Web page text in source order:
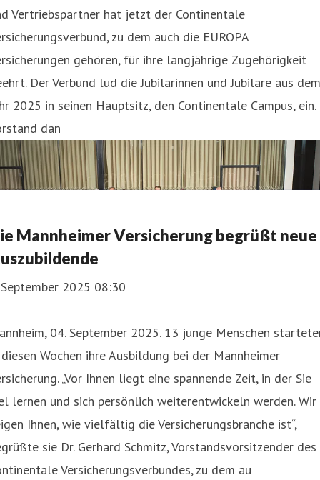
Vertriebspartner hat jetzt der Continentale
zu dem auch die EUROPA
gehören, für ihre langjährige Zugehörigkeit
Der Verbund lud die Jubilarinnen und Jubilare aus dem
2025 in seinen Hauptsitz, den Continentale Campus, ein.
dan
Mannheimer Versicherung begrüßt neue
2025 08:30
04. September 2025. 13 junge Menschen
Wochen ihre Ausbildung bei der Mannheimer
„Vor Ihnen liegt eine spannende Zeit, in der Sie
lernen und sich persönlich weiterentwickeln werden. Wir
Ihnen, wie vielfältig die Versicherungsbranche ist“,
sie Dr. Gerhard Schmitz, Vorstandsvorsitzender des
Versicherungsverbundes, zu dem au